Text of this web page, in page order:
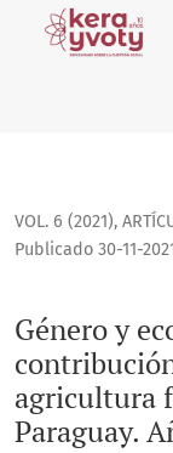
Género y
VOL. 6 (2021),
Género y
agricultura
Paraguay.
Publicado 30-11-